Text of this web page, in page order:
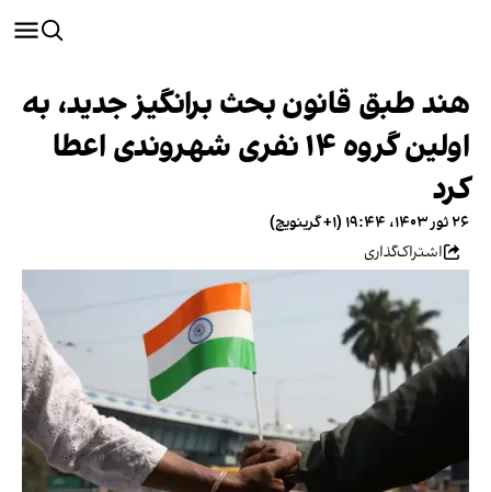
هند طبق قانون بحث‌ برانگیز جدید، به
اولین گروه ۱۴ نفری شهروندی اعطا
کرد
۲۶ ثور ۱۴۰۳، ۱۹:۴۴ (‎+۱ گرینویچ)
اشتراک‌گذاری